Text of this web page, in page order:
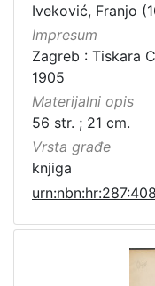
Iveković, Franjo
Impresum
Zagreb : Tiskara
1905
Materijalni opis
56 str. ; 21 cm.
Vrsta građe
knjiga